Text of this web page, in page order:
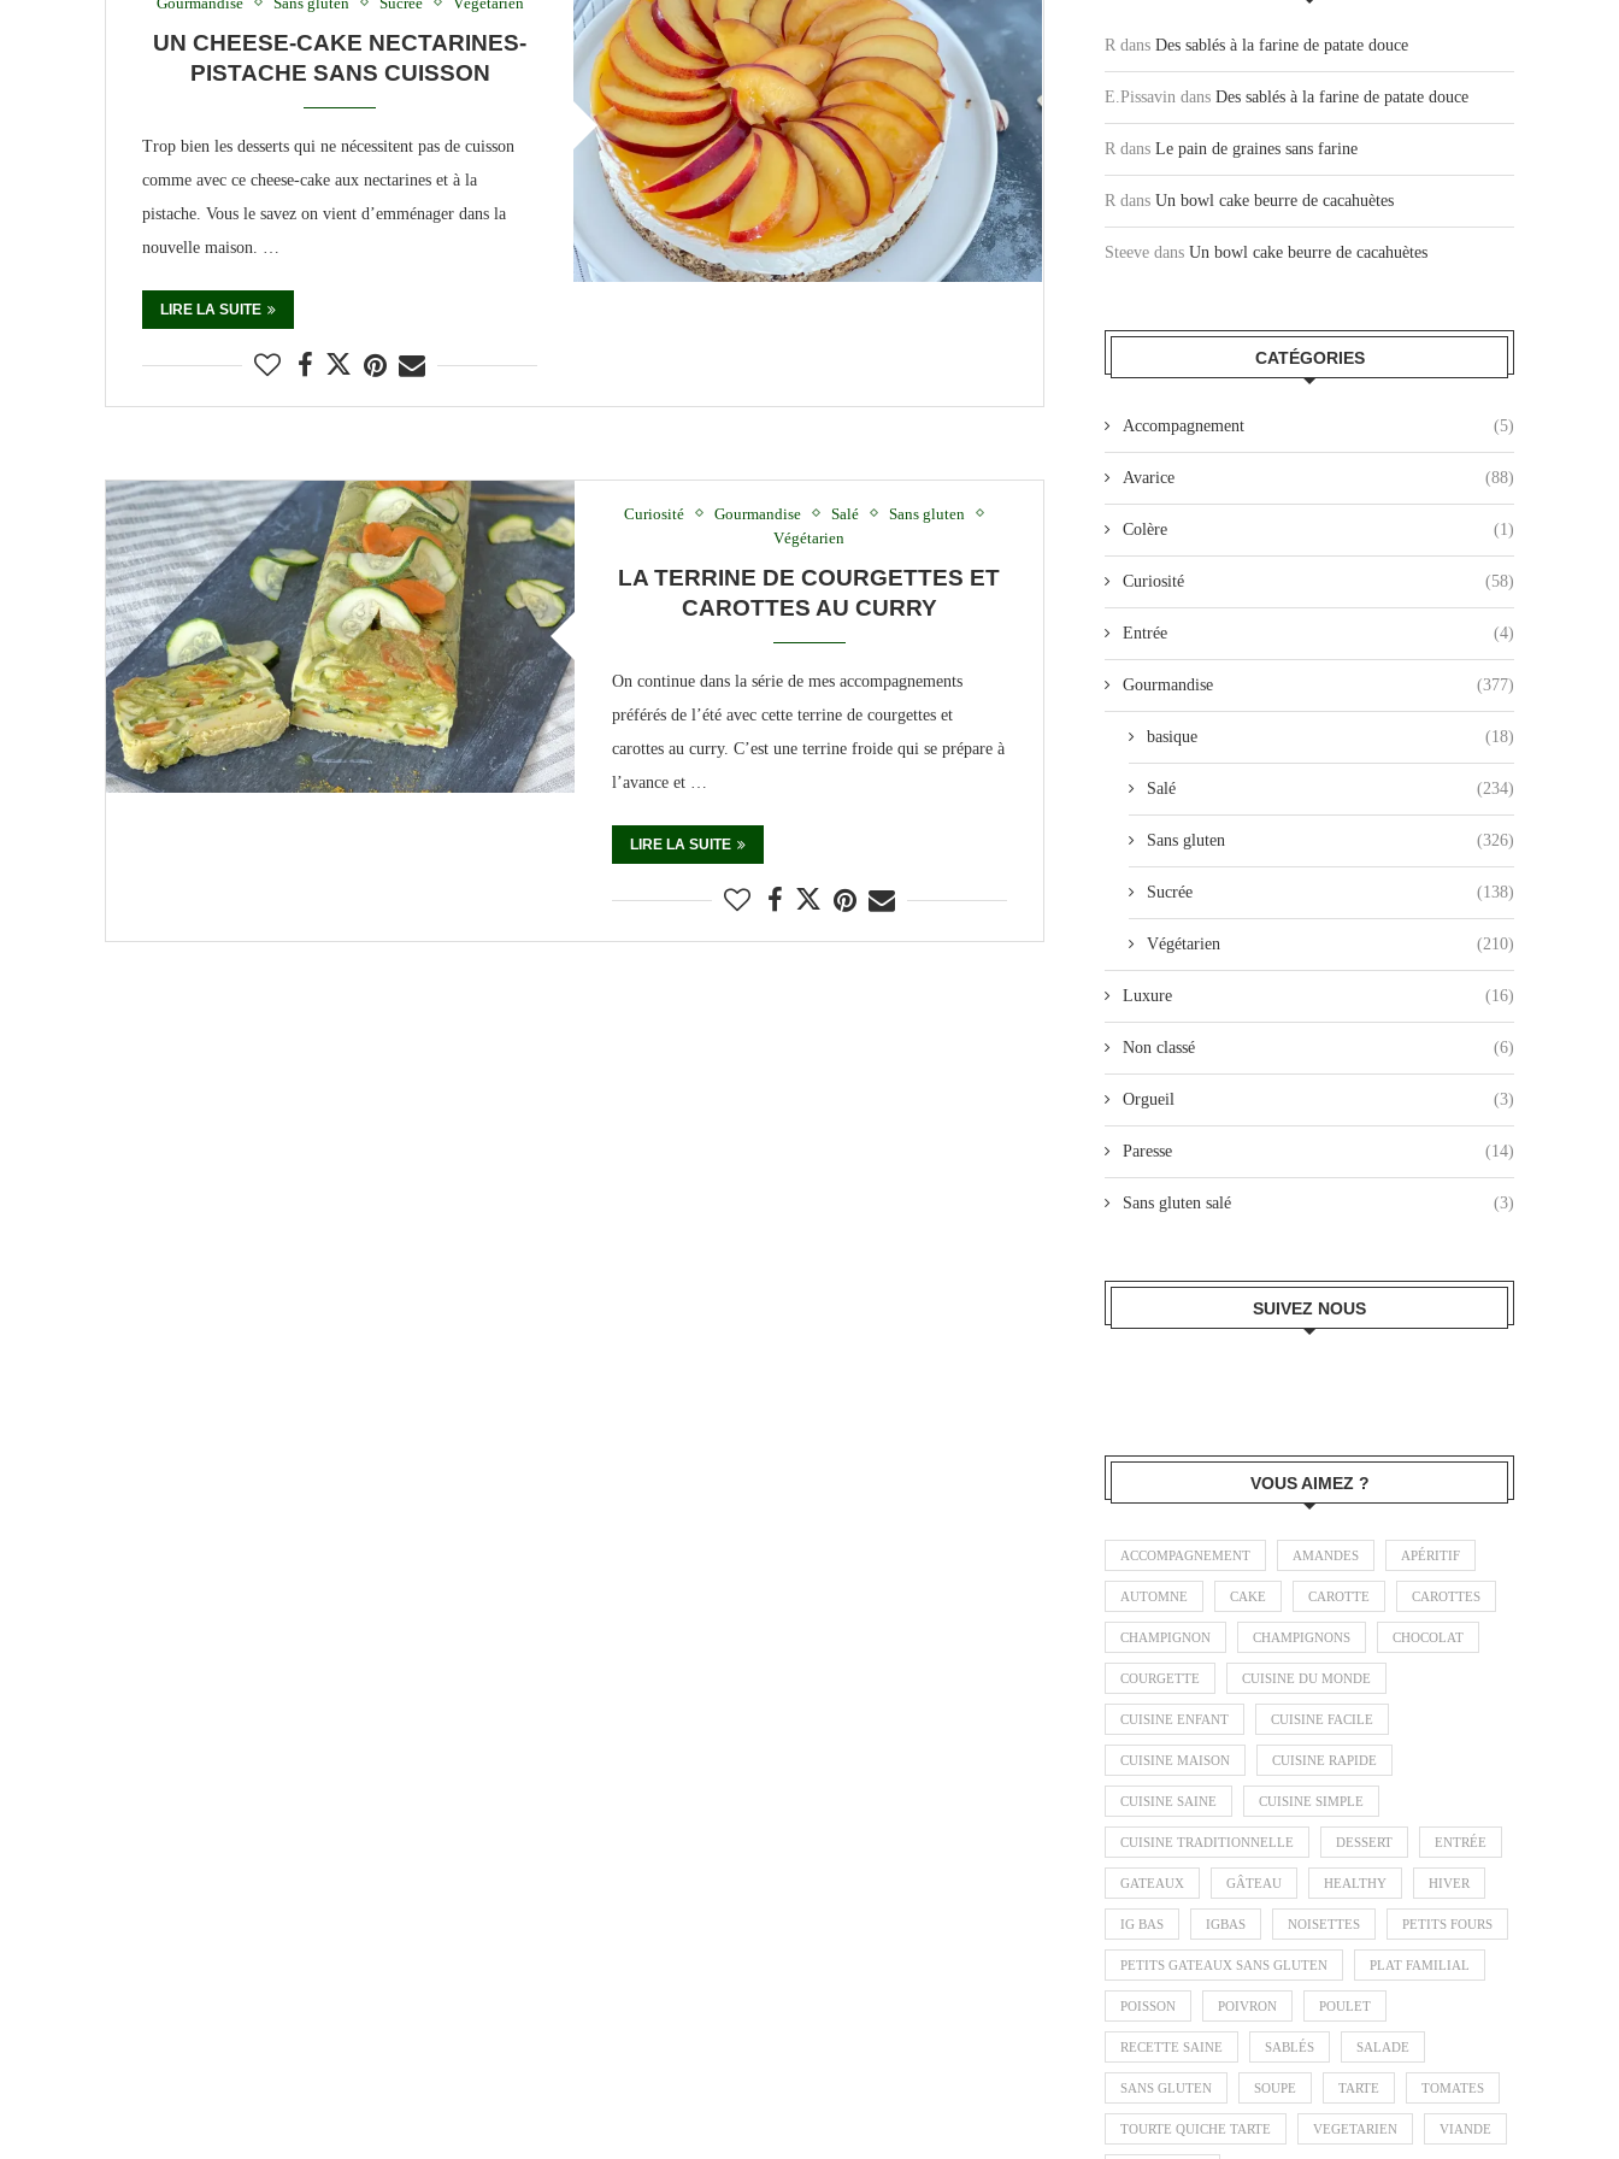
UN CHEESE-CAKE NECTARINES-
PISTACHE SANS CUISSON
Trop bien les desserts qui ne nécessitent pas de cuisson
comme avec ce cheese-cake aux nectarines et à la
pistache. Vous le savez on vient d’emménager dans la
nouvelle maison. …
LIRE LA SUITE
Curiosité Gourmandise Salé
Sans gluten
Végétarien
LA TERRINE DE COURGETTES ET
CAROTTES AU CURRY
On continue dans la série de mes accompagnements
préférés de l’été avec cette terrine de courgettes et
carottes au curry. C’est une terrine froide qui se prépare à
l’avance et …
LIRE LA SUITE
R dans Des sablés à la farine de patate douce
E.Pissavin dans Des sablés à la farine de patate douce
R dans Le pain de graines sans farine
R dans Un bowl cake beurre de cacahuètes
Steeve dans Un bowl cake beurre de cacahuètes
CATÉGORIES
Accompagnement (5)
Avarice (88)
Colère (1)
Curiosité (58)
Entrée (4)
Gourmandise (377)
basique (18)
Salé (234)
Sans gluten (326)
Sucrée (138)
Végétarien (210)
Luxure (16)
Non classé (6)
Orgueil (3)
Paresse (14)
Sans gluten salé (3)
SUIVEZ NOUS
VOUS AIMEZ ?
ACCOMPAGNEMENT AMANDES APÉRITIF
AUTOMNE CAKE CAROTTE CAROTTES
CHAMPIGNON CHAMPIGNONS CHOCOLAT
COURGETTE CUISINE DU MONDE
CUISINE ENFANT CUISINE FACILE
CUISINE MAISON CUISINE RAPIDE
CUISINE SAINE CUISINE SIMPLE
CUISINE TRADITIONNELLE DESSERT ENTRÉE
GATEAUX GÂTEAU HEALTHY HIVER
IG BAS IGBAS NOISETTES PETITS FOURS
PETITS GATEAUX SANS GLUTEN PLAT FAMILIAL
POISSON POIVRON POULET
RECETTE SAINE SABLÉS SALADE
SANS GLUTEN SOUPE TARTE TOMATES
TOURTE QUICHE TARTE VEGETARIEN VIANDE